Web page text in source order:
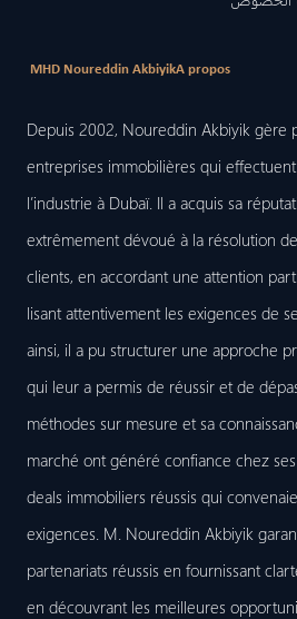
MHD Noureddin AkbiyikA propos
Depuis 2002, Noureddin Akbiyik gère
entreprises immobilières qui
l’industrie à Dubaï. Il a acquis sa
extrêmement dévoué à la résolution
clients, en accordant une attention
lisant attentivement les exigences de
ainsi, il a pu structurer une approche
qui leur a permis de réussir et de
méthodes sur mesure et sa
marché ont généré confiance chez
deals immobiliers réussis qui
exigences. M. Noureddin Akbiyik
partenariats réussis en fournissant
en découvrant les meilleures